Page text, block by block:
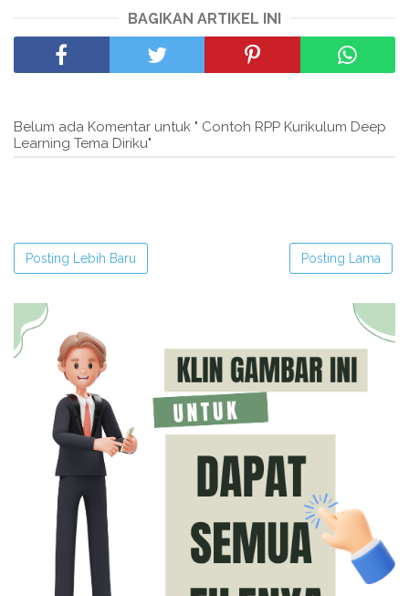
BAGIKAN ARTIKEL INI
Belum ada Komentar untuk " Contoh RPP Kurikulum Deep
Learning Tema Diriku"
Posting Lebih Baru Posting Lama